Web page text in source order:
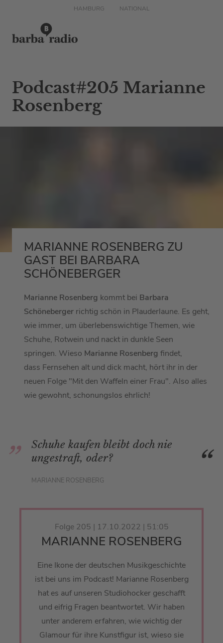
HAMBURG NATIONAL
Podcast#205 Marianne
Rosenberg
MARIANNE ROSENBERG ZU
GAST BEI BARBARA
SCHÖNEBERGER
Marianne Rosenberg kommt bei Barbara
Schöneberger richtig schön in Plauderlaune. Es geht,
wie immer, um überlebenswichtige Themen, wie
Schuhe, Rotwein und nackt in dunkle Seen
springen. Wieso Marianne Rosenberg findet,
dass Fernsehen alt und dick macht, hört ihr in der
neuen Folge "Mit den Waffeln einer Frau". Also alles
wie gewohnt, schonungslos ehrlich!
Schuhe kaufen bleibt doch nie
ungestraft, oder?
MARIANNE ROSENBERG
Folge 205 | 17.10.2022 | 51:05
MARIANNE ROSENBERG
Eine Ikone der deutschen Musikgeschichte
ist bei uns im Podcast! Marianne Rosenberg
hat es auf unseren Studiohocker geschafft
und eifrig Fragen beantwortet. Wir haben
unter anderem erfahren, wie wichtig der
Glamour für ihre Kunstfigur ist, wieso sie